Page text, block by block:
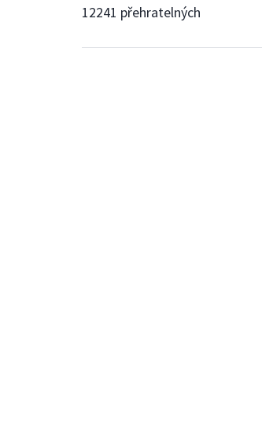
12241 přehratelných